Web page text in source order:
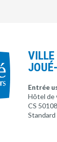
VILLE
Entrée
Hôtel de
CS
Standard